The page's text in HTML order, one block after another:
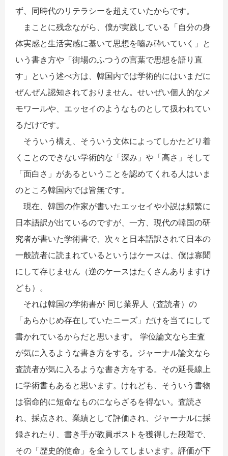
ず、同時代のリテラシーを超えていたからです。
まことに残念ながら、僕が実践している「自分の身
体実感と生活実感に基いて思想を嚙み砕いていく」と
いう書き方や「街場のふつうの言葉で思想を語り直
す」という述べ方は、韓国内では学術的にはいまだに
ぜんぜん認知されておりません。せいぜい個人的なメ
モワールや、エッセイのようなものとして扱われてい
るだけです。
そういう構え、そういう文体によってしかたどり着
くことのできない学術的な「深み」や「高さ」そして
「面白さ」があるということを認めてくれる人はいま
のところ韓国内では皆無です。
現在、韓国の作家が書いたエッセイや小説は頻繁に
日本語訳が出ているのですが、一方、現代の韓国の研
究者が書いた学術書で、次々と日本語訳されて日本の
一般読者に読まれているというはケースは、僕は寡聞
にして存じません（逆のケースはたくさんありますけ
ども）。
それは韓国の学術書が 同じ業界人（査読者）の
「あらかじめ存在していたニーズ」だけを当てにして
書かれているからだと思います。 学位論文なら主査
が気に入るような書き方をする。ジャーナル論文なら
査読者が気に入るような書き方をする。その延長線上
に学術書もあると思います。けれども、そういう書物
は宿命的に短命なものにならざるを得ない。査読さ
れ、採点され、業績として評価され、ジャーナルに採
録されたり、書き手が教員ポストを獲得した段階で、
その「歴史的使命」を全うしてしまいます。評価が下